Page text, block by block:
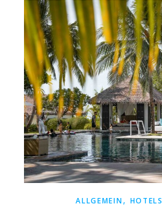
ALLGEMEIN, HOTELS